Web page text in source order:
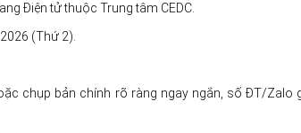
Điện tử thuộc Trung tâm CEDC.
(Thứ 2).
chụp bản chính rõ ràng ngay ngắn, số ĐT/Zalo